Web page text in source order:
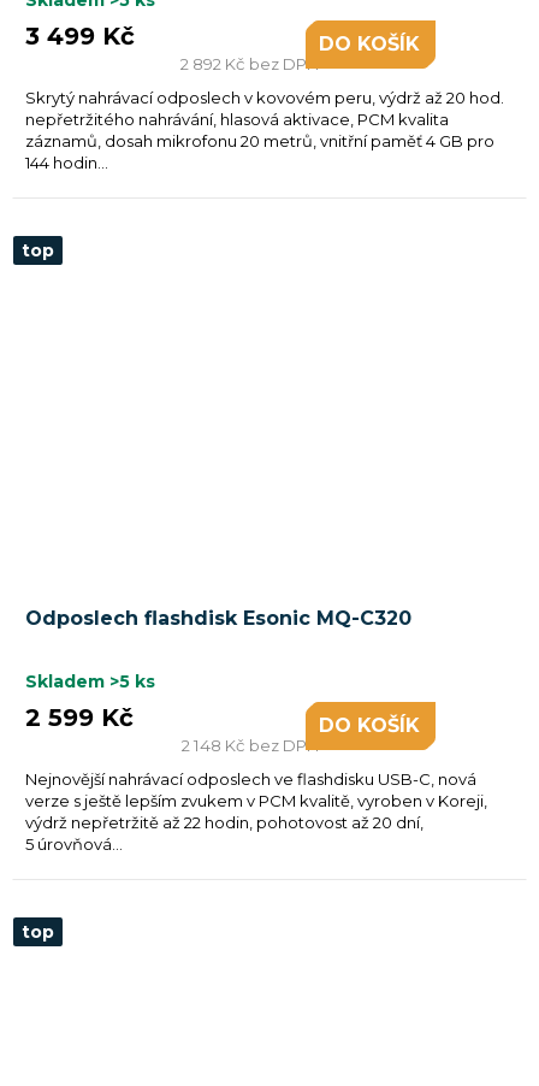
2 892 Kč bez DPH
3 499 Kč DO KOŠÍKU
Skrytý nahrávací odposlech v kovovém peru, výdrž až 20 hod.
nepřetržitého nahrávání, hlasová aktivace, PCM kvalita
záznamů, dosah mikrofonu 20 metrů, vnitřní paměť 4 GB pro
144 hodin...
top
Odposlech flashdisk Esonic MQ-C320
Skladem >5 ks
2 148 Kč bez DPH
2 599 Kč DO KOŠÍKU
Nejnovější nahrávací odposlech ve flashdisku USB-C, nová
verze s ještě lepším zvukem v PCM kvalitě, vyroben v Koreji,
výdrž nepřetržitě až 22 hodin, pohotovost až 20 dní,
5 úrovňová...
top